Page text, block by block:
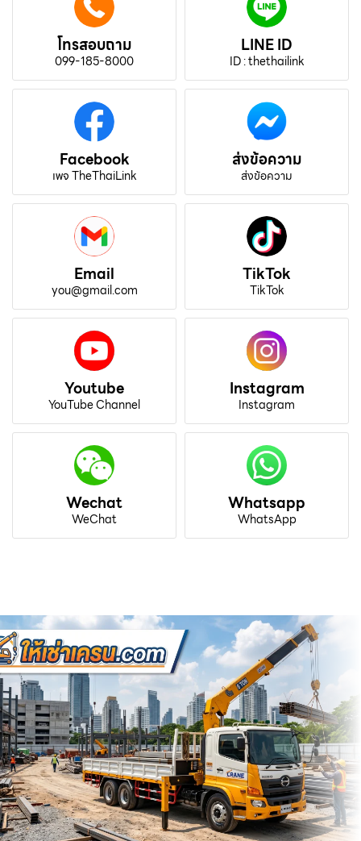
โทรสอบถาม
099-185-8000
LINE ID
ID : thethailink
Facebook
เพจ TheThaiLink
ส่งข้อความ
ส่งข้อความ
Email
you@gmail.com
TikTok
TikTok
Youtube
YouTube Channel
Instagram
Instagram
Wechat
WeChat
Whatsapp
WhatsApp